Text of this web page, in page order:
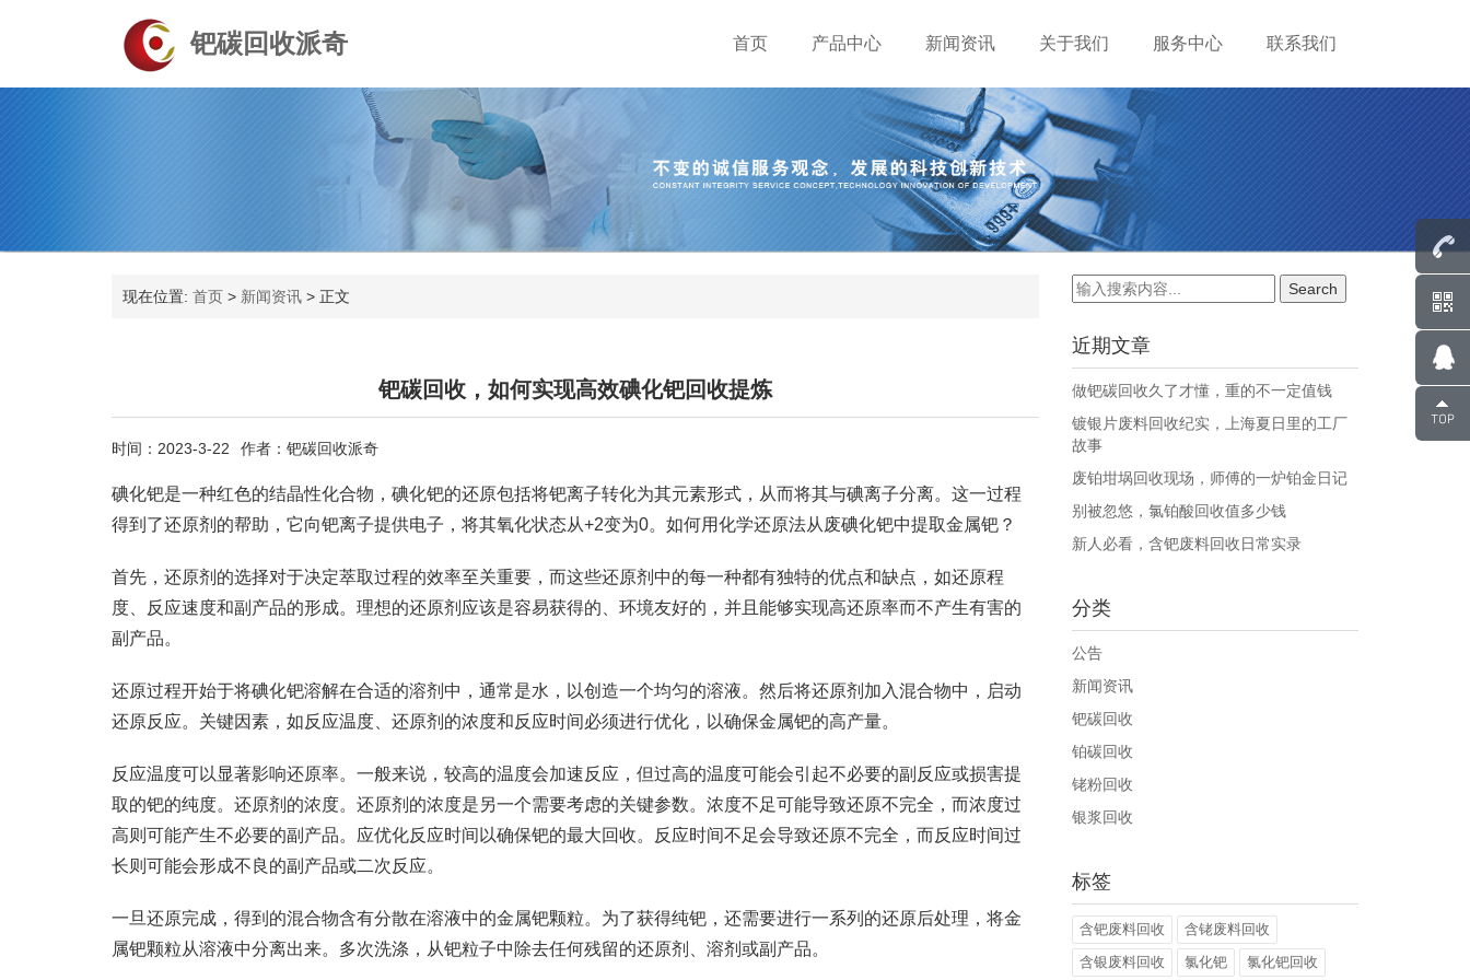
钯碳回收派奇 首页 产品中心 新闻资讯 关于我们 服务中心 联系我们
现在位置: 首页 > 新闻资讯 > 正文
钯碳回收，如何实现高效碘化钯回收提炼
时间：2023-3-22 作者：钯碳回收派奇
碘化钯是一种红色的结晶性化合物，碘化钯的还原包括将钯离子转化为其元素形式，从而将其与碘离子分离。这一过程
得到了还原剂的帮助，它向钯离子提供电子，将其氧化状态从+2变为0。如何用化学还原法从废碘化钯中提取金属钯？
首先，还原剂的选择对于决定萃取过程的效率至关重要，而这些还原剂中的每一种都有独特的优点和缺点，如还原程
度、反应速度和副产品的形成。理想的还原剂应该是容易获得的、环境友好的，并且能够实现高还原率而不产生有害的
副产品。
还原过程开始于将碘化钯溶解在合适的溶剂中，通常是水，以创造一个均匀的溶液。然后将还原剂加入混合物中，启动
还原反应。关键因素，如反应温度、还原剂的浓度和反应时间必须进行优化，以确保金属钯的高产量。
反应温度可以显著影响还原率。一般来说，较高的温度会加速反应，但过高的温度可能会引起不必要的副反应或损害提
取的钯的纯度。还原剂的浓度。还原剂的浓度是另一个需要考虑的关键参数。浓度不足可能导致还原不完全，而浓度过
高则可能产生不必要的副产品。应优化反应时间以确保钯的最大回收。反应时间不足会导致还原不完全，而反应时间过
长则可能会形成不良的副产品或二次反应。
一旦还原完成，得到的混合物含有分散在溶液中的金属钯颗粒。为了获得纯钯，还需要进行一系列的还原后处理，将金
属钯颗粒从溶液中分离出来。多次洗涤，从钯粒子中除去任何残留的还原剂、溶剂或副产品。
近期文章
做钯碳回收久了才懂，重的不一定值钱
镀银片废料回收纪实，上海夏日里的工厂
故事
废铂坩埚回收现场，师傅的一炉铂金日记
别被忽悠，氯铂酸回收值多少钱
新人必看，含钯废料回收日常实录
分类
公告
新闻资讯
钯碳回收
铂碳回收
铑粉回收
银浆回收
标签
含钯废料回收
含铑废料回收
含银废料回收
氯化钯 氯化钯回收